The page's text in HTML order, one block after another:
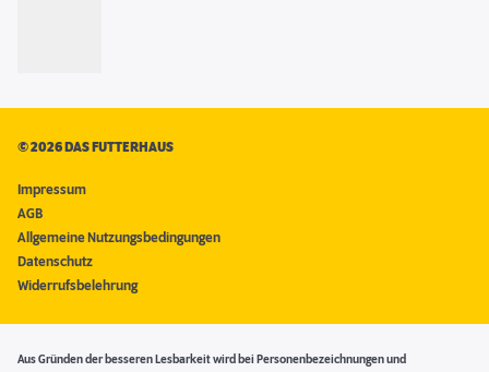
©2026 DAS FUTTERHAUS
Impressum
AGB
Allgemeine Nutzungsbedingungen
Datenschutz
Widerrufsbelehrung
Aus Gründen der besseren Lesbarkeit wird bei Personenbezeichnungen und